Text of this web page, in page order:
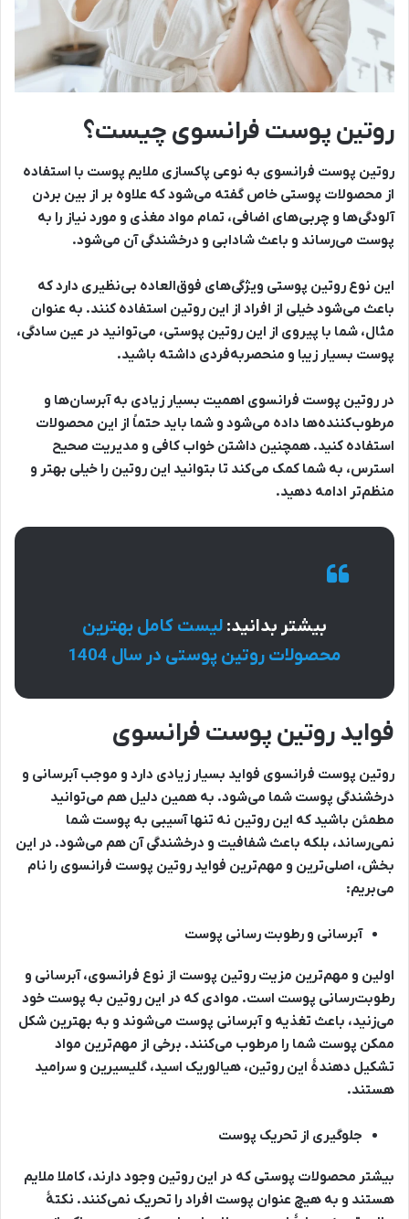
روتین پوست فرانسوی چیست؟
روتین پوست فرانسوی به نوعی پاکسازی ملایم پوست با استفاده
از محصولات پوستی خاص گفته می‌شود که علاوه بر از بین بردن
آلودگی‌ها و چربی‌های اضافی، تمام مواد مغذی و مورد نیاز را به
پوست می‌رساند و باعث شادابی و درخشندگی آن می‌شود.
این نوع روتین پوستی ویژگی‌های فوق‌العاده بی‌نظیری دارد که
باعث می‌شود خیلی از افراد از این روتین استفاده کنند. به عنوان
مثال، شما با پیروی از این روتین پوستی، می‌توانید در عین سادگی،
پوست بسیار زیبا و منحصربه‌فردی داشته باشید.
در روتین پوست فرانسوی اهمیت بسیار زیادی به آبرسان‌ها و
مرطوب‌کننده‌ها داده می‌شود و شما باید حتماً از این محصولات
استفاده کنید. همچنین داشتن خواب کافی و مدیریت صحیح
استرس، به شما کمک می‌کند تا بتوانید این روتین را خیلی بهتر و
منظم‌تر ادامه دهید.
بیشتر بدانید: لیست کامل بهترین
محصولات روتین پوستی در سال 1404
فواید روتین پوست فرانسوی
روتین پوست فرانسوی فواید بسیار زیادی دارد و موجب آبرسانی و
درخشندگی پوست شما می‌شود. به همین دلیل هم می‌توانید
مطمئن باشید که این روتین نه تنها آسیبی به پوست شما
نمی‌رساند، بلکه باعث شفافیت و درخشندگی آن هم می‌شود. در این
بخش، اصلی‌ترین و مهم‌ترین فواید روتین پوست فرانسوی را نام
می‌بریم:
آبرسانی و رطوبت رسانی پوست
اولین و مهم‌ترین مزیت روتین پوست از نوع فرانسوی، آبرسانی و
رطوبت‌رسانی پوست است. موادی که در این روتین به پوست خود
می‌زنید، باعث تغذیه و آبرسانی پوست می‌شوند و به بهترین شکل
ممکن پوست شما را مرطوب می‌کنند. برخی از مهم‌ترین مواد
تشکیل دهندۀ این روتین، هیالوریک اسید، گلیسیرین و سرامید
هستند.
جلوگیری از تحریک پوست
بیشتر محصولات پوستی که در این روتین وجود دارند، کاملا ملایم
هستند و به هیچ عنوان پوست افراد را تحریک نمی‌کنند. نکتۀ